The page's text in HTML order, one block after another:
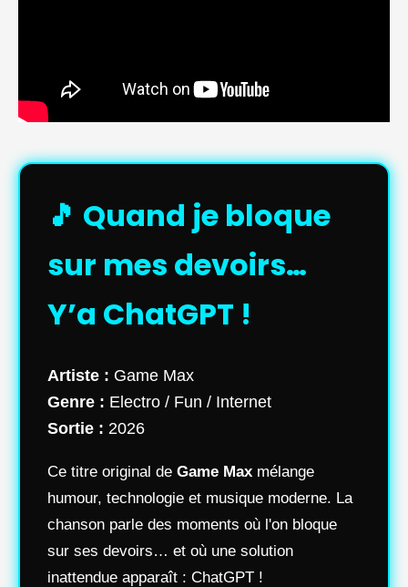
🎵 Quand je bloque
sur mes devoirs…
Y’a ChatGPT !
Artiste : Game Max
Genre : Electro / Fun / Internet
Sortie : 2026
Ce titre original de Game Max mélange
humour, technologie et musique moderne. La
chanson parle des moments où l'on bloque
sur ses devoirs… et où une solution
inattendue apparaît : ChatGPT !